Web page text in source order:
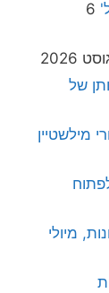
6
של
מילשטיין
מיולי